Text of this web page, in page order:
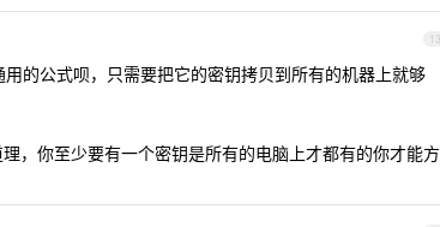
13
的公式呗，只需要把它的密钥拷贝到所有的机器上就够
，你至少要有一个密钥是所有的电脑上才都有的你才能方